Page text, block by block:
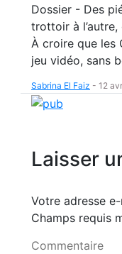
Dossier - Des
trottoir à
À croire que les
jeu vidéo, sans
Sabrina El Faiz - 12
Laisser
Votre adresse
Champs requis
Commentaire